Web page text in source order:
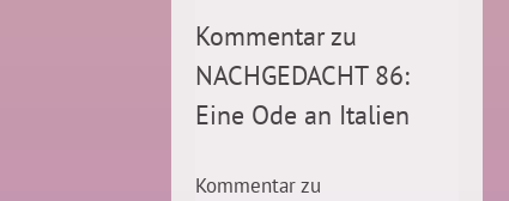
Kommentar zu
NACHGEDACHT 86:
Eine Ode an Italien
Kommentar zu